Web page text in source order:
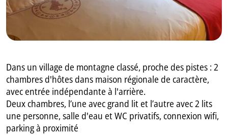
Dans un village de montagne classé, proche des pistes : 2
chambres d'hôtes dans maison régionale de caractère,
avec entrée indépendante à l'arrière.
Deux chambres, l’une avec grand lit et l’autre avec 2 lits
une personne, salle d'eau et WC privatifs, connexion wifi,
parking à proximité